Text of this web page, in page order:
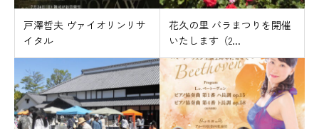
戸澤哲夫 ヴァイオリンリサ
イタル
花久の里 バラまつりを開催
いたします（2...